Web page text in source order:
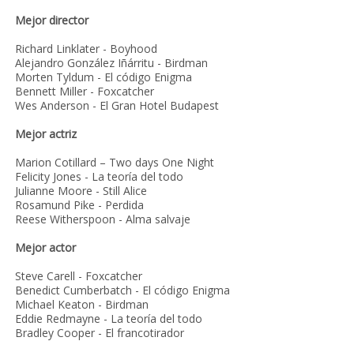
Mejor director
Richard Linklater - Boyhood
Alejandro González Iñárritu - Birdman
Morten Tyldum - El código Enigma
Bennett Miller - Foxcatcher
Wes Anderson - El Gran Hotel Budapest
Mejor actriz
Marion Cotillard – Two days One Night
Felicity Jones - La teoría del todo
Julianne Moore - Still Alice
Rosamund Pike - Perdida
Reese Witherspoon - Alma salvaje
Mejor actor
Steve Carell - Foxcatcher
Benedict Cumberbatch - El código Enigma
Michael Keaton - Birdman
Eddie Redmayne - La teoría del todo
Bradley Cooper - El francotirador